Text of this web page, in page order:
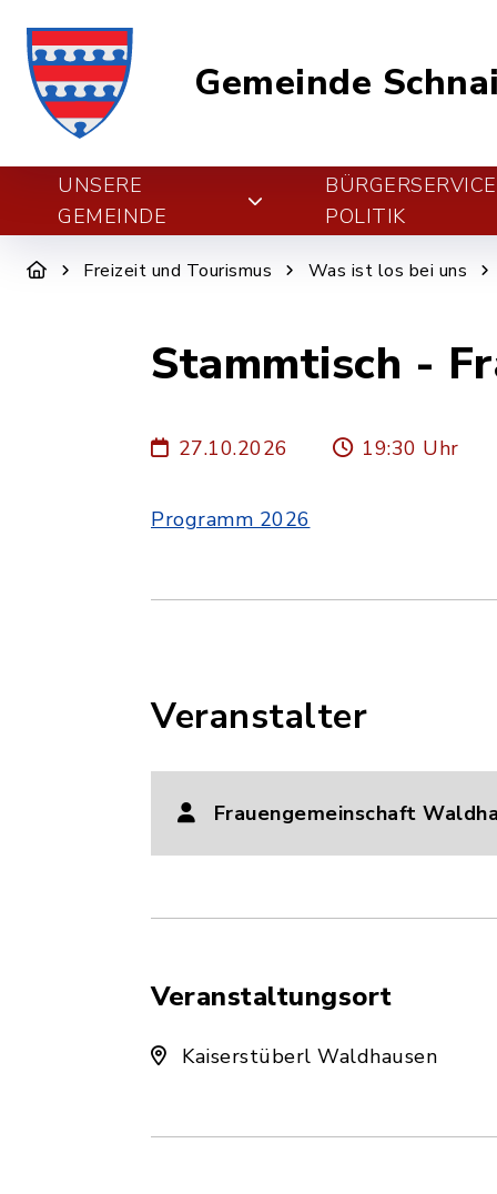
Gemeinde
UNSERE
GEMEINDE
POLITIK
Freizeit und Tourismus Was ist los bei uns
Stammtisch -
27.10.2026 19:30 Uhr
Programm 2026
Veranstalter
Frauengemeinschaft
Veranstaltungsort
Kaiserstüberl Waldhausen